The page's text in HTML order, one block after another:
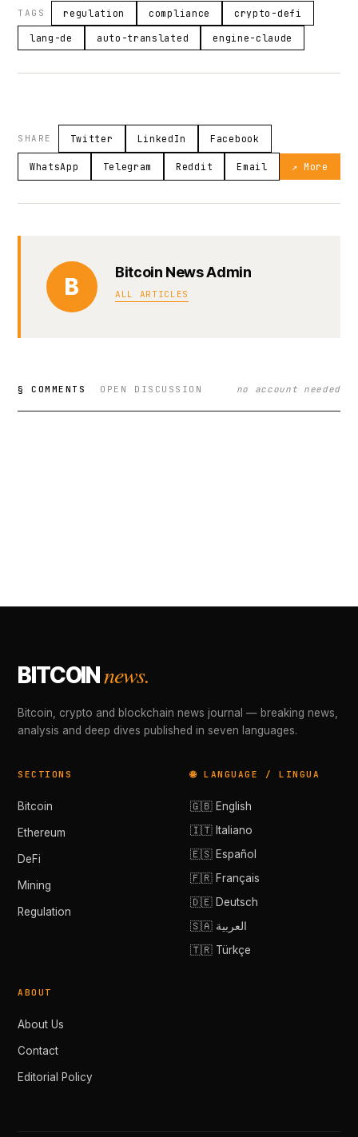
TAGS regulation compliance crypto-defi
lang-de auto-translated engine-claude
SHARE Twitter LinkedIn Facebook
WhatsApp Telegram Reddit Email ↗ More
B
Bitcoin News Admin
ALL ARTICLES
§ COMMENTS OPEN DISCUSSION no account needed
BITCOINnews.
Bitcoin, crypto and blockchain news journal — breaking news,
analysis and deep dives published in seven languages.
SECTIONS
Bitcoin
Ethereum
DeFi
Mining
Regulation
🌐 LANGUAGE / LINGUA
🇬🇧 English
🇮🇹 Italiano
🇪🇸 Español
🇫🇷 Français
🇩🇪 Deutsch
🇸🇦 العربية
🇹🇷 Türkçe
ABOUT
About Us
Contact
Editorial Policy